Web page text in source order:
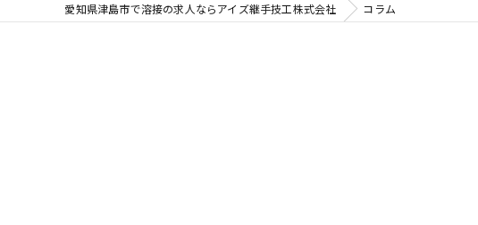
愛知県津島市で溶接の求人ならアイズ継手技工株式会社 コラム